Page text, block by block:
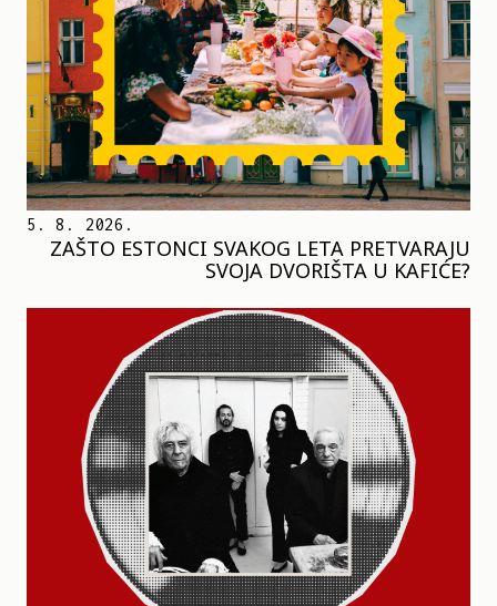
5. 8. 2026.
ZAŠTO ESTONCI SVAKOG LETA PRETVARAJU
SVOJA DVORIŠTA U KAFIĆE?